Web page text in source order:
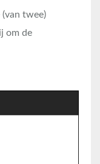
(van twee)
om de